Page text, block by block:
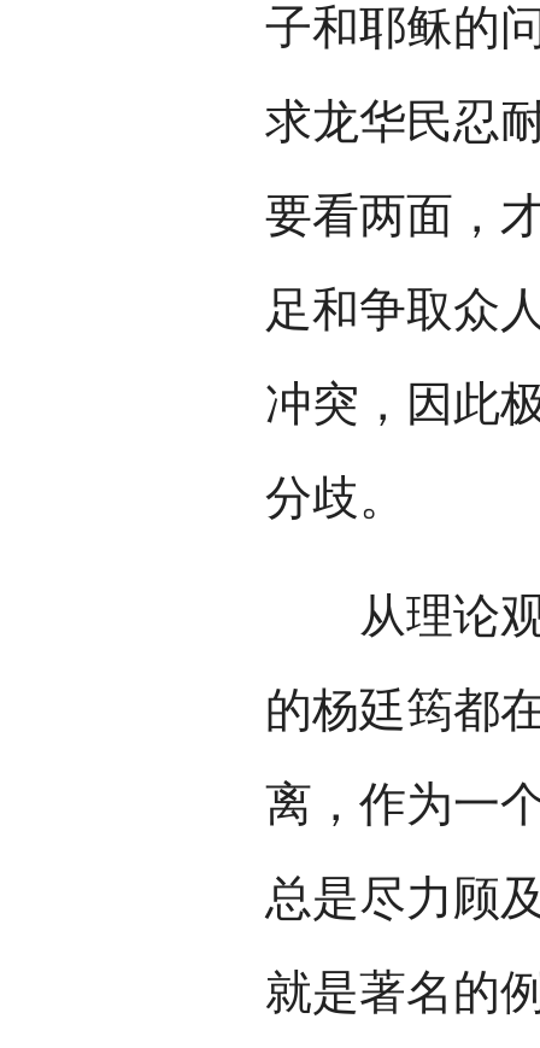
子和耶稣的
求龙华民忍
要看两面，
足和争取众
冲突，因此
分歧。
从理论观
的杨廷筠都
离，作为一
总是尽力顾
就是著名的